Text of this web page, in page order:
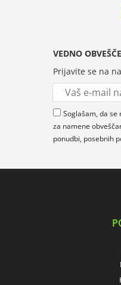
VEDNO
Prijavite se na
Soglašam, da
za namene
ponudbi, posebnih